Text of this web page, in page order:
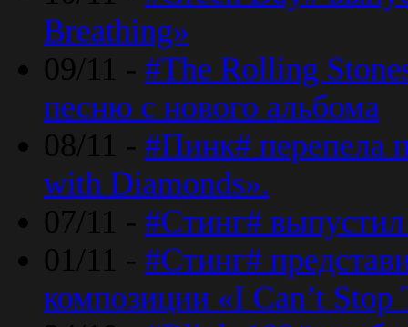
Breathing»
09/11 - #The Rolling
песню с нового альбома
08/11 - #Пинк# перепела
with Diamonds».
07/11 - #Стинг#
01/11 - #Стинг#
композиции «I Can’t